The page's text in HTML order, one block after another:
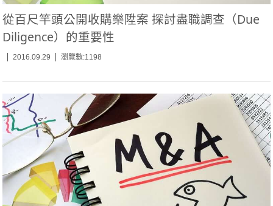
從百尺竿頭公開收購樂陞案 探討盡職調查（Due
Diligence）的重要性
2016.09.29 瀏覽數:1198